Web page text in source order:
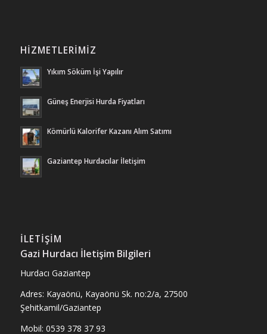
HIZMETLERIMIZ
Yıkım Söküm İşi Yapılır
Güneş Enerjisi Hurda Fiyatları
Kömürlü Kalorifer Kazanı Alım Satımı
Gaziantep Hurdacılar İletişim
İLETIŞIM
Gazi Hurdacı İletişim Bilgileri
Hurdacı Gaziantep
Adres: Kayaönü, Kayaönü Sk. no:2/a, 27500
Şehitkamil/Gaziantep
Mobil: 0539 378 37 93